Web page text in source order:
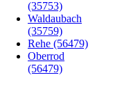
(35753)
Waldaubach
(35759)
Rehe (56479)
Oberrod
(56479)